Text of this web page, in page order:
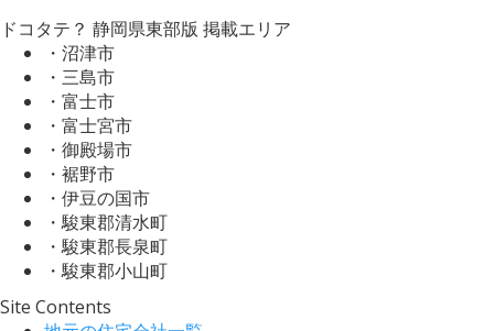
ドコタテ？ 静岡県東部版 掲載エリア
・沼津市
・三島市
・富士市
・富士宮市
・御殿場市
・裾野市
・伊豆の国市
・駿東郡清水町
・駿東郡長泉町
・駿東郡小山町
Site Contents